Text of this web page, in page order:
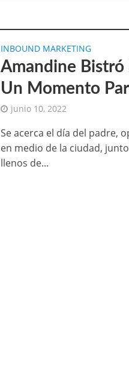
INBOUND MARKETING
Amandine
Un Momento
junio 10, 2022
Se acerca el día del padre,
en medio de la ciudad,
llenos de...